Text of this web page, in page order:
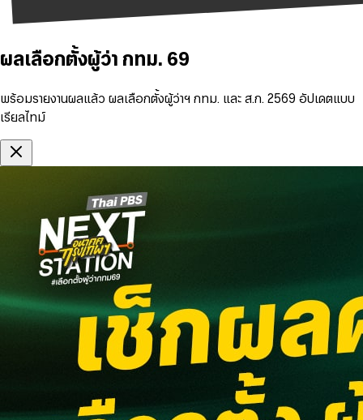
ผลเลือกตั้งผู้ว่า กทม. 69
พร้อมรายงานผลแล้ว ผลเลือกตั้งผู้ว่าฯ กทม. และ ส.ก. 2569 อัปเดตแบบ
เรียลไทม์